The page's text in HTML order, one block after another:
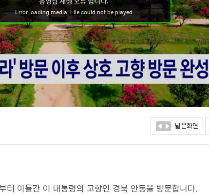
넓은화면
터 이틀간 이 대통령의 고향인 경북 안동을 방문합니다.